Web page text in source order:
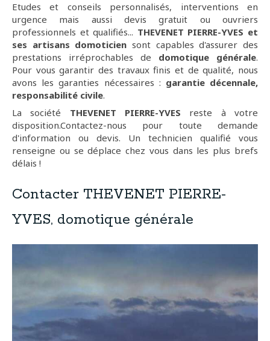
Etudes et conseils personnalisés, interventions en
urgence mais aussi devis gratuit ou ouvriers
professionnels et qualifiés... THEVENET PIERRE-YVES et
ses artisans domoticien sont capables d'assurer des
prestations irréprochables de domotique générale.
Pour vous garantir des travaux finis et de qualité, nous
avons les garanties nécessaires : garantie décennale,
responsabilité civile.
La société THEVENET PIERRE-YVES reste à votre
disposition.Contactez-nous pour toute demande
d'information ou devis. Un technicien qualifié vous
renseigne ou se déplace chez vous dans les plus brefs
délais !
Contacter THEVENET PIERRE-
YVES, domotique générale